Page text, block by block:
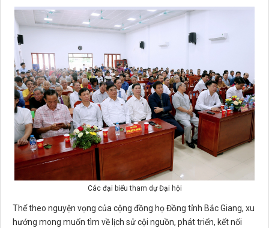
Các đại biểu tham dự Đại hội
Thể theo nguyện vọng của cộng đồng họ Đồng tỉnh Bắc Giang, xu
hướng mong muốn tìm về lịch sử cội nguồn, phát triển, kết nối